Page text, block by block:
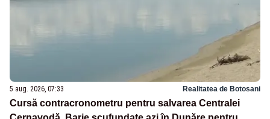
5 aug. 2026, 07:33 Realitatea de Botosani
Cursă contracronometru pentru salvarea Centralei